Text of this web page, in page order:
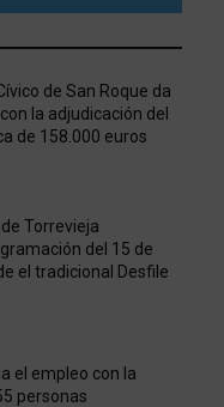
de San Roque da
la adjudicación del
de 158.000 euros
Torrevieja
del 15 de
el tradicional Desfile
el empleo con la
personas